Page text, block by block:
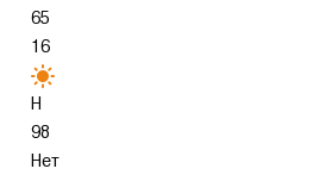
65
16
H
98
Нет